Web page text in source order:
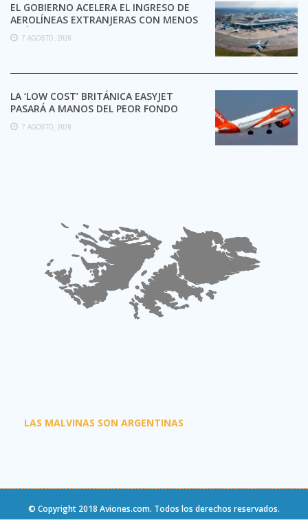
EL GOBIERNO ACELERA EL INGRESO DE
AEROLÍNEAS EXTRANJERAS CON MENOS
TRÁMITES
7 AGOSTO, 2026
LA ‘LOW COST’ BRITÁNICA EASYJET
PASARÁ A MANOS DEL PEOR FONDO
POSIBLE:
7 AGOSTO, 2026
LAS MALVINAS SON ARGENTINAS
© Copyright 2018 Aviones.com. Todos los derechos reservados.